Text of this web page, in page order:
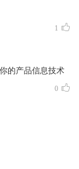
1
的产品信息技术
0